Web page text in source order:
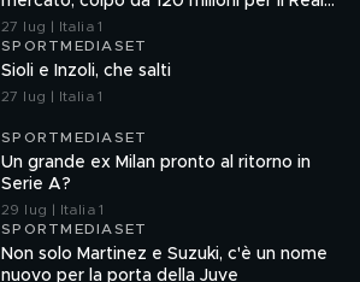
Madrid"
27 lug | Italia 1
SPORTMEDIASET
Sioli e Inzoli, che salti
27 lug | Italia 1
SPORTMEDIASET
Un grande ex Milan pronto al ritorno in
Serie A?
29 lug | Italia 1
SPORTMEDIASET
Non solo Martinez e Suzuki, c'è un nome
nuovo per la porta della Juve